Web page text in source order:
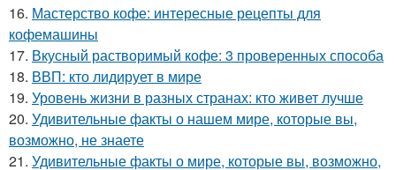
16. Мастерство кофе: интересные рецепты для
кофемашины
17. Вкусный растворимый кофе: 3 проверенных способа
18. ВВП: кто лидирует в мире
19. Уровень жизни в разных странах: кто живет лучше
20. Удивительные факты о нашем мире, которые вы,
возможно, не знаете
21. Удивительные факты о мире, которые вы, возможно,